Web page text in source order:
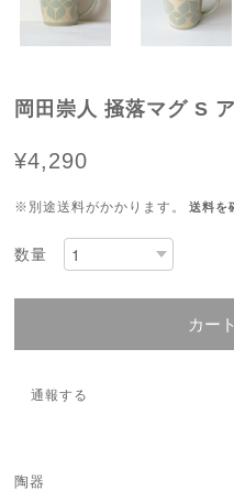
岡田崇人 掻落マグ S
¥4,290
※別途送料がかかります。 送料を
数量
カー
通報する
陶器